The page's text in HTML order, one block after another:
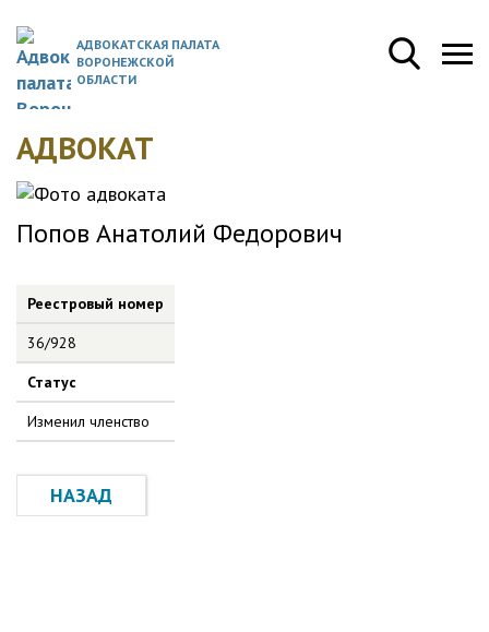
АДВОКАТСКАЯ ПАЛАТА
ВОРОНЕЖСКОЙ
ОБЛАСТИ
АДВОКАТ
Попов Анатолий Федорович
Реестровый номер
36/928
Статус
Изменил членство
НАЗАД